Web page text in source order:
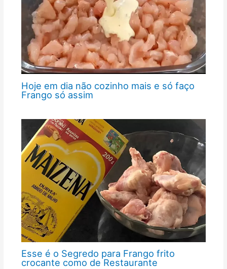
Hoje em dia não cozinho mais e só faço
Frango só assim
Esse é o Segredo para Frango frito
crocante como de Restaurante